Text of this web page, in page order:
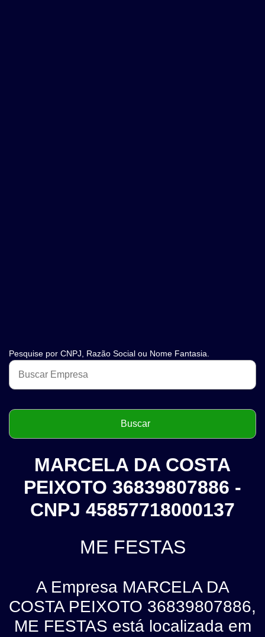
Pesquise por CNPJ, Razão Social ou Nome Fantasia.
MARCELA DA COSTA
PEIXOTO 36839807886 -
CNPJ 45857718000137
ME FESTAS
A Empresa MARCELA DA
COSTA PEIXOTO 36839807886,
ME FESTAS está localizada em